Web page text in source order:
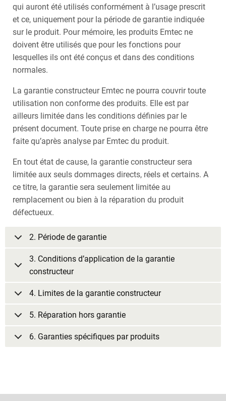
qui auront été utilisés conformément à l’usage prescrit
et ce, uniquement pour la période de garantie indiquée
sur le produit. Pour mémoire, les produits Emtec ne
doivent être utilisés que pour les fonctions pour
lesquelles ils ont été conçus et dans des conditions
normales.
La garantie constructeur Emtec ne pourra couvrir toute
utilisation non conforme des produits. Elle est par
ailleurs limitée dans les conditions définies par le
présent document. Toute prise en charge ne pourra être
faite qu’après analyse par Emtec du produit.
En tout état de cause, la garantie constructeur sera
limitée aux seuls dommages directs, réels et certains. A
ce titre, la garantie sera seulement limitée au
remplacement ou bien à la réparation du produit
défectueux.
2. Période de garantie
3. Conditions d’application de la garantie
constructeur
4. Limites de la garantie constructeur
5. Réparation hors garantie
6. Garanties spécifiques par produits